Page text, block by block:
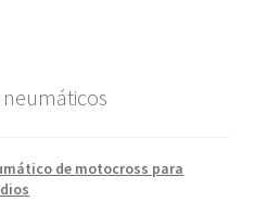
de motocross para